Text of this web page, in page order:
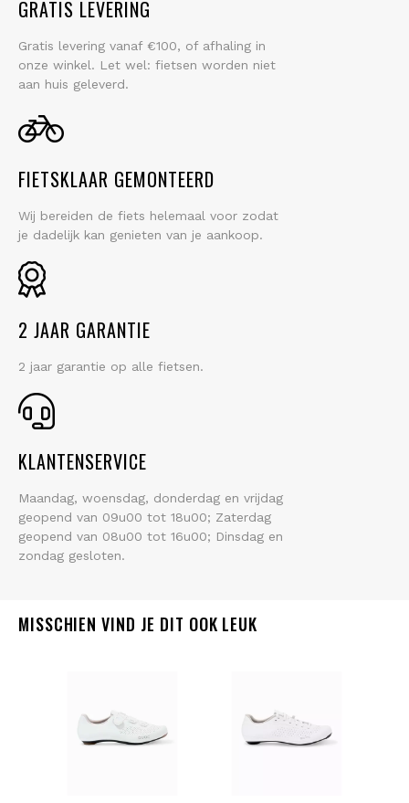
GRATIS LEVERING
Gratis levering vanaf €100, of afhaling in
onze winkel. Let wel: fietsen worden niet
aan huis geleverd.
FIETSKLAAR GEMONTEERD
Wij bereiden de fiets helemaal voor zodat
je dadelijk kan genieten van je aankoop.
2 JAAR GARANTIE
2 jaar garantie op alle fietsen.
KLANTENSERVICE
Maandag, woensdag, donderdag en vrijdag
geopend van 09u00 tot 18u00; Zaterdag
geopend van 08u00 tot 16u00; Dinsdag en
zondag gesloten.
MISSCHIEN VIND JE DIT OOK LEUK